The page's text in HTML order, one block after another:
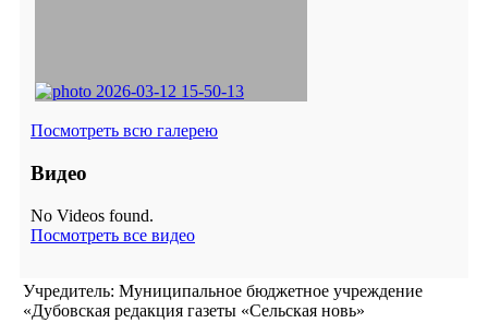
Посмотреть всю галерею
Видео
No Videos found.
Посмотреть все видео
Учредитель: Муниципальное бюджетное учреждение
«Дубовская редакция газеты «Сельская новь»